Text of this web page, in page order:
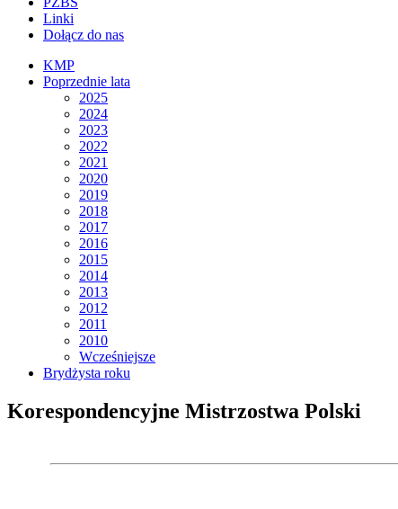
Linki
Dołącz do nas
KMP
Poprzednie lata
2025
2024
2023
2022
2021
2020
2019
2018
2017
2016
2015
2014
2013
2012
2011
2010
Wcześniejsze
Brydżysta roku
Korespondencyjne Mistrzostwa Polski